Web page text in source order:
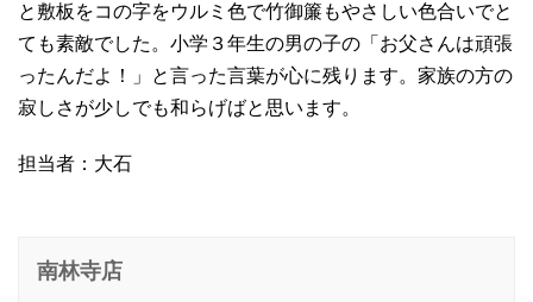
と敷板をコの字をウルミ色で竹御簾もやさしい色合いでと
ても素敵でした。小学３年生の男の子の「お父さんは頑張
ったんだよ！」と言った言葉が心に残ります。家族の方の
寂しさが少しでも和らげばと思います。
担当者：大石
南林寺店